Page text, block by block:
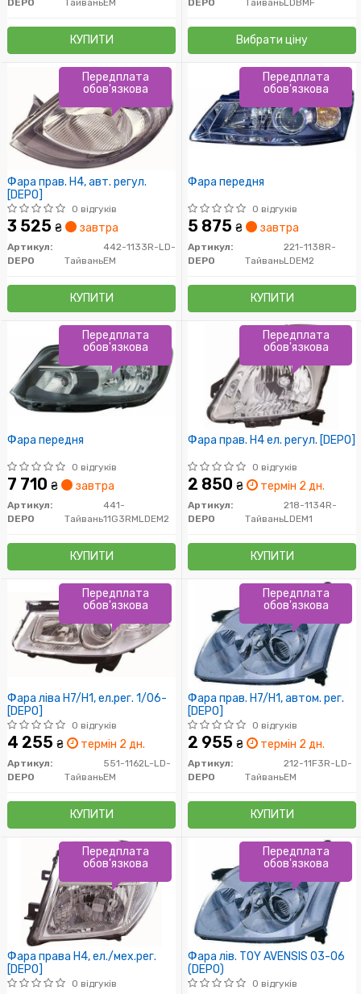
EM
DEPO Тайвань
КУПИТИ
LDBMF
DEPO Тайвань
Вибрати ціну
Фара прав. H4, авт. регул.
[DEPO]
0 відгуків
3 525 ₴ завтра
Артикул:
442-1133R-LD-
EM
DEPO Тайвань
КУПИТИ
Передплата
обов'язкова
Фара передня
0 відгуків
5 875 ₴ завтра
Артикул:
221-1138R-
LDEM2
DEPO Тайвань
КУПИТИ
Передплата
обов'язкова
Фара передня
0 відгуків
7 710 ₴ завтра
Артикул:
441-
11G3RMLDEM2
DEPO Тайвань
КУПИТИ
Передплата
обов'язкова
Фара прав. H4 ел. регул. [DEPO]
0 відгуків
2 850 ₴ термін 2 дн.
Артикул:
218-1134R-
LDEM1
DEPO Тайвань
КУПИТИ
Передплата
обов'язкова
Фара ліва H7/H1, ел.рег. 1/06-
[DEPO]
0 відгуків
4 255 ₴ термін 2 дн.
Артикул:
551-1162L-LD-
EM
DEPO Тайвань
КУПИТИ
Передплата
обов'язкова
Фара прав. H7/H1, автом. рег.
[DEPO]
0 відгуків
2 955 ₴ термін 2 дн.
Артикул:
212-11F3R-LD-
EM
DEPO Тайвань
КУПИТИ
Передплата
обов'язкова
Фара права H4, ел./мех.рег.
[DEPO]
0 відгуків
Передплата
обов'язкова
Фара лів. TOY AVENSIS 03-06
(DEPO)
0 відгуків
Передплата
обов'язкова